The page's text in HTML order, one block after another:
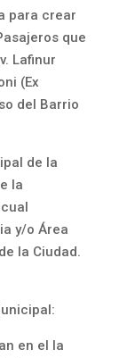
para crear
que
Lafinur
(Ex
del Barrio
de la
la
y/o Área
la Ciudad.
en el la